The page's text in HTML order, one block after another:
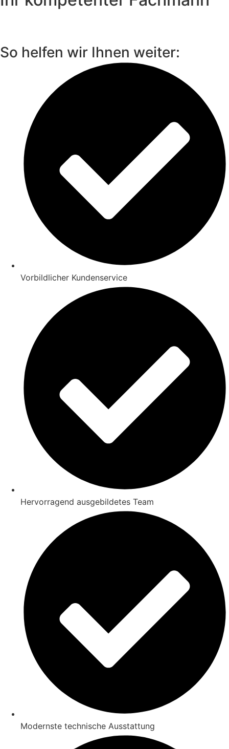
So helfen wir Ihnen weiter:
Vorbildlicher Kundenservice
Hervorragend ausgebildetes Team
Modernste technische Ausstattung